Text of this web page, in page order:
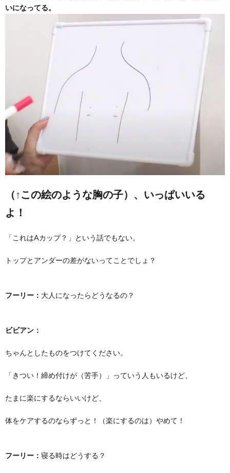
いになってる。
（↑この絵のような胸の子）、いっぱいいる
よ！
「これはAカップ？」という話でもない。
トップとアンダーの差がないってことでしょ？
フーリー： 大人になったらどうなるの？
ビビアン：
ちゃんとしたものをつけてください。
「きつい！締め付けが（苦手）」っていう人もいるけど、
たまに楽にするならいいけど、
体をケアするのならずっと！（楽にするのは）やめて！
フーリー： 寝る時はどうする？